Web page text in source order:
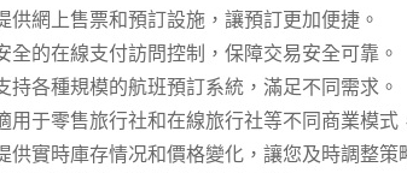
供網上售票和預訂設施，讓預訂更加便捷。
全的在線支付訪問控制，保障交易安全可靠。
持各種規模的航班預訂系統，滿足不同需求。
用于零售旅行社和在線旅行社等不同商業模式
供實時庫存情况和價格變化，讓您及時調整策